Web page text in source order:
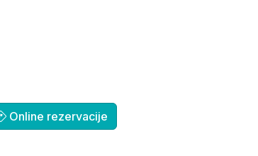
Online rezervacije